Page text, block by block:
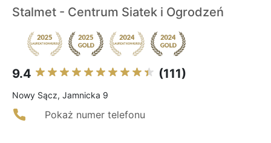
Stalmet - Centrum Siatek i Ogrodzeń
9.4 (111)
Nowy Sącz, Jamnicka 9
Pokaż numer telefonu